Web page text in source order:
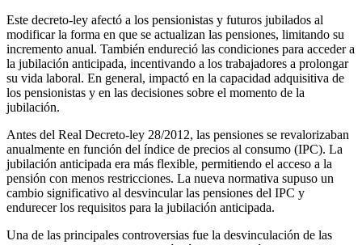
Este decreto-ley afectó a los pensionistas y futuros jubilados al
modificar la forma en que se actualizan las pensiones, limitando su
incremento anual. También endureció las condiciones para acceder a
la jubilación anticipada, incentivando a los trabajadores a prolongar
su vida laboral. En general, impactó en la capacidad adquisitiva de
los pensionistas y en las decisiones sobre el momento de la
jubilación.
Antes del Real Decreto-ley 28/2012, las pensiones se revalorizaban
anualmente en función del índice de precios al consumo (IPC). La
jubilación anticipada era más flexible, permitiendo el acceso a la
pensión con menos restricciones. La nueva normativa supuso un
cambio significativo al desvincular las pensiones del IPC y
endurecer los requisitos para la jubilación anticipada.
Una de las principales controversias fue la desvinculación de las